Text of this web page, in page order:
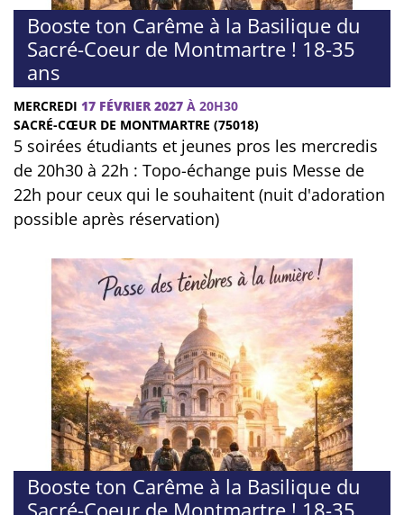
Booste ton Carême à la Basilique du
Sacré-Coeur de Montmartre ! 18-35
ans
MERCREDI 17 FÉVRIER 2027 À 20H30
SACRÉ-CŒUR DE MONTMARTRE (75018)
5 soirées étudiants et jeunes pros les mercredis
de 20h30 à 22h : Topo-échange puis Messe de
22h pour ceux qui le souhaitent (nuit d'adoration
possible après réservation)
Booste ton Carême à la Basilique du
Sacré-Coeur de Montmartre ! 18-35